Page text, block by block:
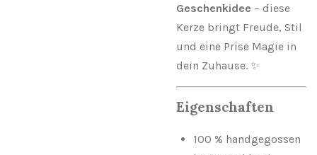
Geschenkidee – diese
Kerze bringt Freude, Stil
und eine Prise Magie in
dein Zuhause. ✨
Eigenschaften
100 % handgegossen